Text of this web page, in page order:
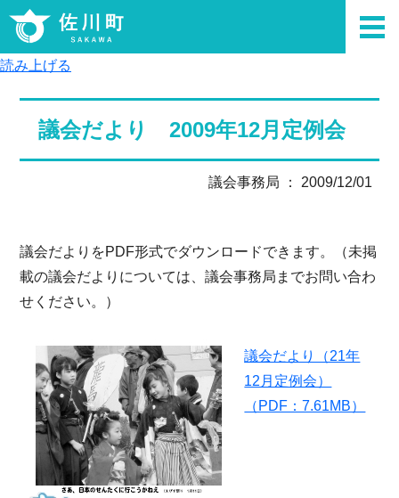
読み上げる
議会だより 2009年12月定例会
議会事務局 ： 2009/12/01
議会だよりをPDF形式でダウンロードできます。（未掲
載の議会だよりについては、議会事務局までお問い合わ
せください。）
議会だより（21年
12月定例会）
（PDF：7.61MB）